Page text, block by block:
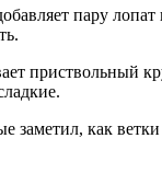
пару
приствольный
как